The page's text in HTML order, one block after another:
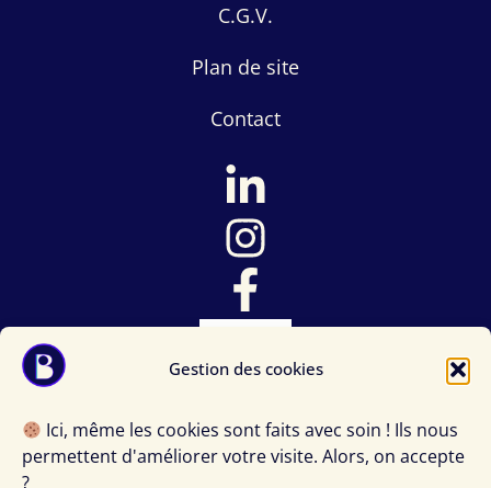
Gestion des cookies
Ici, même les cookies sont faits avec soin ! Ils nous
permettent d'améliorer votre visite. Alors, on accepte
?
C.G.V.
Plan de site
Contact
©2026 Julie Truffert – La Weberie – Petite fabrique du
numérique – Tours (37) et partout ailleurs – Création